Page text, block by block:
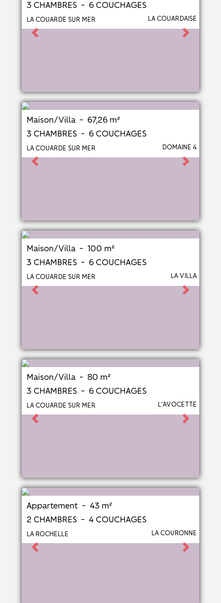
3 CHAMBRES - 6 COUCHAGES
LA COUARDE SUR MER LA COUARDAISE
Previous Next
Maison/Villa - 67,26 m²
3 CHAMBRES - 6 COUCHAGES
LA COUARDE SUR MER DOMAINE 4
Previous Next
Maison/Villa - 100 m²
3 CHAMBRES - 6 COUCHAGES
LA COUARDE SUR MER LA VILLA
Previous Next
Maison/Villa - 80 m²
3 CHAMBRES - 6 COUCHAGES
LA COUARDE SUR MER L'AVOCETTE
Previous Next
Appartement - 43 m²
2 CHAMBRES - 4 COUCHAGES
LA ROCHELLE LA COURONNE
Previous Next